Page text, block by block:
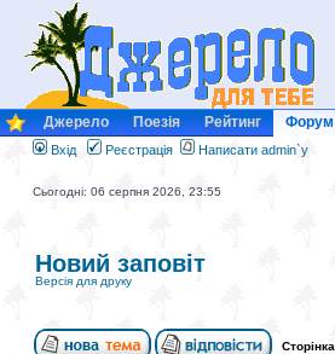
Джерело Поезія Рейтинг Форум
Вхід Реєстрація Написати admin`у
Сьогодні: 06 серпня 2026, 23:55
Новий заповіт
Версія для друку
Сторінка